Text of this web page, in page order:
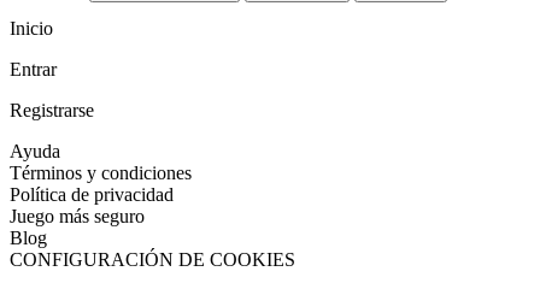
Inicio
Entrar
Registrarse
Ayuda
Términos y condiciones
Política de privacidad
Juego más seguro
Blog
CONFIGURACIÓN DE COOKIES